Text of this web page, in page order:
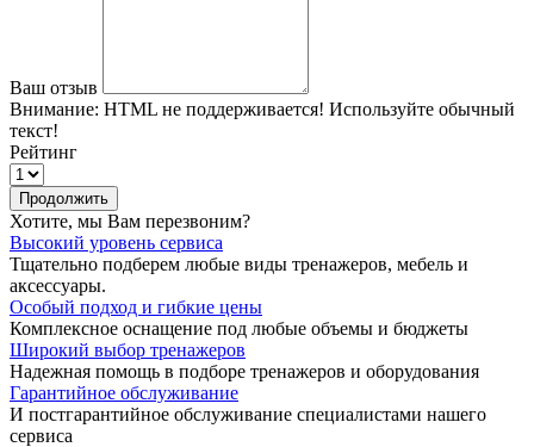
Ваш отзыв
Внимание: HTML не поддерживается! Используйте обычный
текст!
Рейтинг
Продолжить
Хотите, мы Вам перезвоним?
Высокий уровень сервиса
Тщательно подберем любые виды тренажеров, мебель и
аксессуары.
Особый подход и гибкие цены
Комплексное оснащение под любые объемы и бюджеты
Широкий выбор тренажеров
Надежная помощь в подборе тренажеров и оборудования
Гарантийное обслуживание
И постгарантийное обслуживание специалистами нашего
сервиса